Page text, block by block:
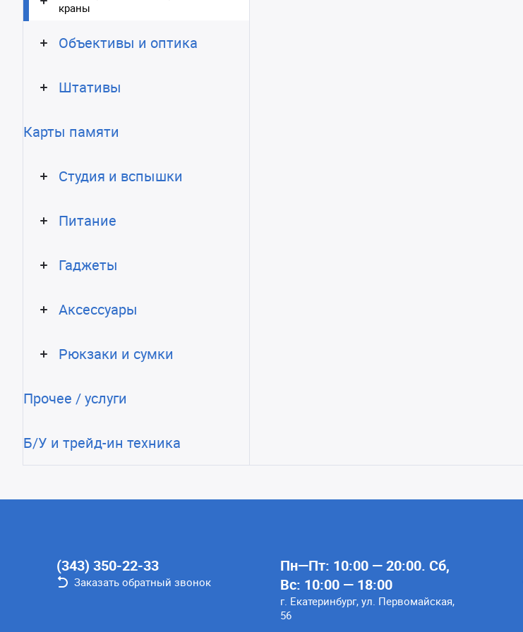
краны
Объективы и оптика
Штативы
Карты памяти
Студия и вспышки
Питание
Гаджеты
Аксессуары
Рюкзаки и сумки
Прочее / услуги
Б/У и трейд-ин техника
(343) 350-22-33
Заказать обратный звонок
Пн—Пт: 10:00 — 20:00. Сб,
Вс: 10:00 — 18:00
г. Екатеринбург, ул. Первомайская,
56